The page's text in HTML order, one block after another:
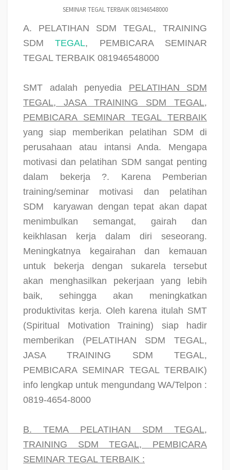
SEMINAR TEGAL TERBAIK 081946548000
A. PELATIHAN SDM TEGAL, TRAINING
SDMTEGAL, PEMBICARA SEMINAR
TEGAL TERBAIK 081946548000
SMT adalah penyedia PELATIHAN SDM
TEGAL, JASA TRAINING SDM TEGAL,
PEMBICARA SEMINAR TEGAL TERBAIK
yang siap memberikan pelatihan SDM di
perusahaan atau intansi Anda. Mengapa
motivasi dan pelatihan SDM sangat penting
dalam bekerja ?. Karena Pemberian
training/seminar motivasi dan pelatihan
SDM
karyawan dengan tepat akan dapat
menimbulkan semangat, gairah dan
keikhlasan kerja dalam diri seseorang.
Meningkatnya kegairahan dan kemauan
untuk bekerja dengan sukarela tersebut
akan menghasilkan pekerjaan yang lebih
baik, sehingga akan meningkatkan
produktivitas kerja. Oleh karena itulah SMT
(Spiritual Motivation Training) siap hadir
memberikan (PELATIHAN SDM TEGAL,
JASA TRAINING SDM TEGAL,
PEMBICARA SEMINAR TEGAL TERBAIK)
info lengkap untuk mengundang WA/Telpon :
0819-4654-8000
B. TEMA PELATIHAN SDM TEGAL,
TRAINING SDM TEGAL, PEMBICARA
SEMINAR TEGAL TERBAIK :